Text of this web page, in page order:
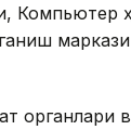
Компьютер
органлари